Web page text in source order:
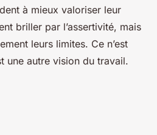
à mieux valoriser leur
briller par l’assertivité, mais
leurs limites. Ce n’est
une autre vision du travail.